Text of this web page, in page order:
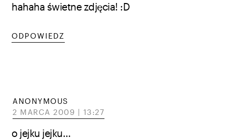
hahaha świetne zdjęcia! :D
ODPOWIEDZ
ANONYMOUS
2 MARCA 2009 | 13:27
o jejku jejku…